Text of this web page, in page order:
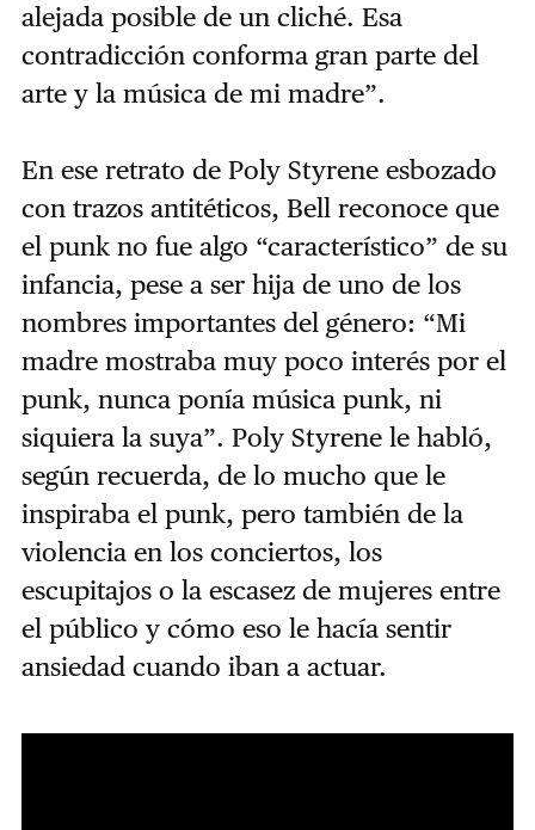
alejada posible de un cliché. Esa
contradicción conforma gran parte del
arte y la música de mi madre”.
En ese retrato de Poly Styrene esbozado
con trazos antitéticos, Bell reconoce que
el punk no fue algo “característico” de su
infancia, pese a ser hija de uno de los
nombres importantes del género: “Mi
madre mostraba muy poco interés por el
punk, nunca ponía música punk, ni
siquiera la suya”. Poly Styrene le habló,
según recuerda, de lo mucho que le
inspiraba el punk, pero también de la
violencia en los conciertos, los
escupitajos o la escasez de mujeres entre
el público y cómo eso le hacía sentir
ansiedad cuando iban a actuar.